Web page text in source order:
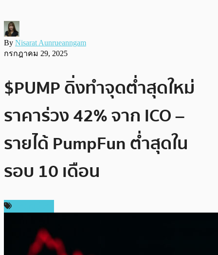
By Nisarat Aunrueanngam
กรกฎาคม 29, 2025
$PUMP ดิ่งทำจุดต่ำสุดใหม่
ราคาร่วง 42% จาก ICO –
รายได้ PumpFun ต่ำสุดใน
รอบ 10 เดือน